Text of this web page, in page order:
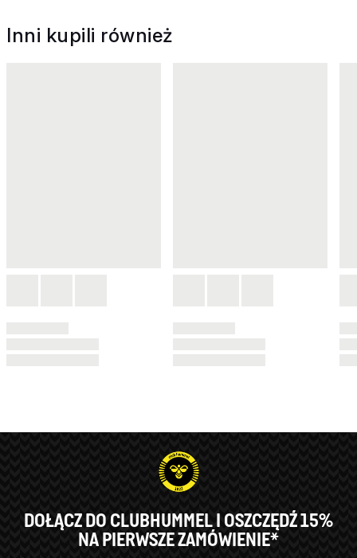
Inni kupili również
DOŁĄCZ DO CLUBHUMMEL I OSZCZĘDŹ 15%
NA PIERWSZE ZAMÓWIENIE*